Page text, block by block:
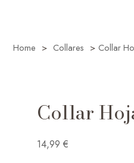
Home > Collares > Collar
Collar
14,99€